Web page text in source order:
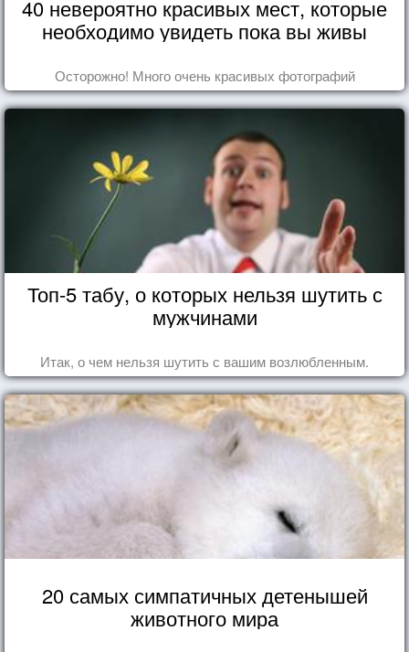
40 невероятно красивых мест, которые
необходимо увидеть пока вы живы
Осторожно! Много очень красивых фотографий
Топ-5 табу, о которых нельзя шутить с
мужчинами
Итак, о чем нельзя шутить с вашим возлюбленным.
20 самых симпатичных детенышей
животного мира